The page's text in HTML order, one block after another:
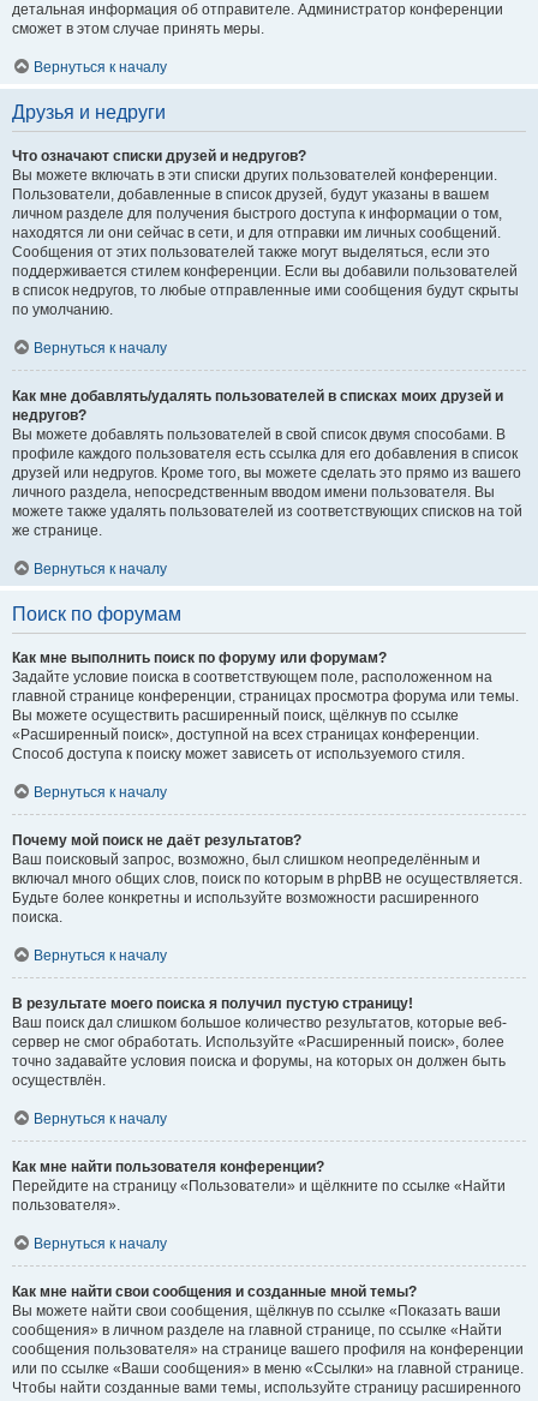
детальная информация об отправителе. Администратор конференции
сможет в этом случае принять меры.
Вернуться к началу
Друзья и недруги
Что означают списки друзей и недругов?
Вы можете включать в эти списки других пользователей конференции.
Пользователи, добавленные в список друзей, будут указаны в вашем
личном разделе для получения быстрого доступа к информации о том,
находятся ли они сейчас в сети, и для отправки им личных сообщений.
Сообщения от этих пользователей также могут выделяться, если это
поддерживается стилем конференции. Если вы добавили пользователей
в список недругов, то любые отправленные ими сообщения будут скрыты
по умолчанию.
Вернуться к началу
Как мне добавлять/удалять пользователей в списках моих друзей и
недругов?
Вы можете добавлять пользователей в свой список двумя способами. В
профиле каждого пользователя есть ссылка для его добавления в список
друзей или недругов. Кроме того, вы можете сделать это прямо из вашего
личного раздела, непосредственным вводом имени пользователя. Вы
можете также удалять пользователей из соответствующих списков на той
же странице.
Вернуться к началу
Поиск по форумам
Как мне выполнить поиск по форуму или форумам?
Задайте условие поиска в соответствующем поле, расположенном на
главной странице конференции, страницах просмотра форума или темы.
Вы можете осуществить расширенный поиск, щёлкнув по ссылке
«Расширенный поиск», доступной на всех страницах конференции.
Способ доступа к поиску может зависеть от используемого стиля.
Вернуться к началу
Почему мой поиск не даёт результатов?
Ваш поисковый запрос, возможно, был слишком неопределённым и
включал много общих слов, поиск по которым в phpBB не осуществляется.
Будьте более конкретны и используйте возможности расширенного
поиска.
Вернуться к началу
В результате моего поиска я получил пустую страницу!
Ваш поиск дал слишком большое количество результатов, которые веб-
сервер не смог обработать. Используйте «Расширенный поиск», более
точно задавайте условия поиска и форумы, на которых он должен быть
осуществлён.
Вернуться к началу
Как мне найти пользователя конференции?
Перейдите на страницу «Пользователи» и щёлкните по ссылке «Найти
пользователя».
Вернуться к началу
Как мне найти свои сообщения и созданные мной темы?
Вы можете найти свои сообщения, щёлкнув по ссылке «Показать ваши
сообщения» в личном разделе на главной странице, по ссылке «Найти
сообщения пользователя» на странице вашего профиля на конференции
или по ссылке «Ваши сообщения» в меню «Ссылки» на главной странице.
Чтобы найти созданные вами темы, используйте страницу расширенного